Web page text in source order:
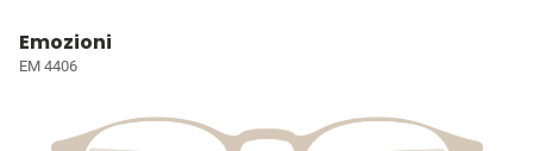
Emozioni
EM 4406